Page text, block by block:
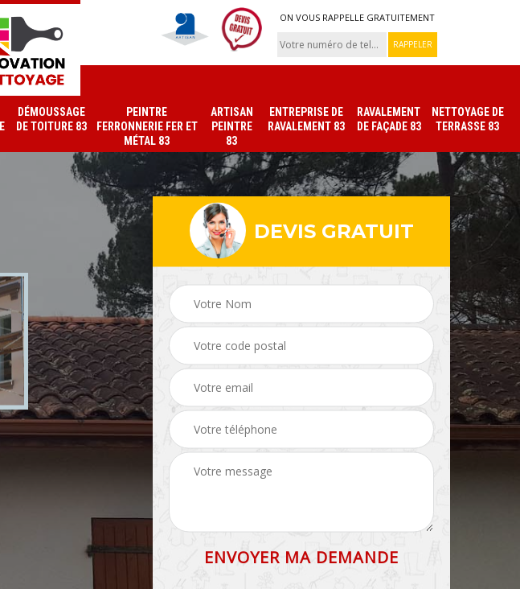
ON VOUS RAPPELLE GRATUITEMENT
DÉMOUSSAGE
DE TOITURE 83
PEINTRE
FERRONNERIE FER ET
MÉTAL 83
ARTISAN
PEINTRE
83
ENTREPRISE DE
RAVALEMENT 83
RAVALEMENT
DE FAÇADE 83
NETTOYAGE DE
TERRASSE 83
Nettoyage de façade
83 Peintre intérieur 83 Peinture sur tuile et
toiture 83
DEVIS GRATUIT